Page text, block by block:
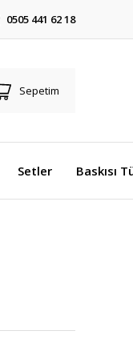
0505 441 62 18
Sepetim
Setler Baskısı